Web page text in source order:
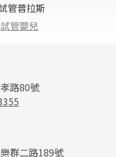
管普拉斯
管嬰兒
路80號
群二路189號